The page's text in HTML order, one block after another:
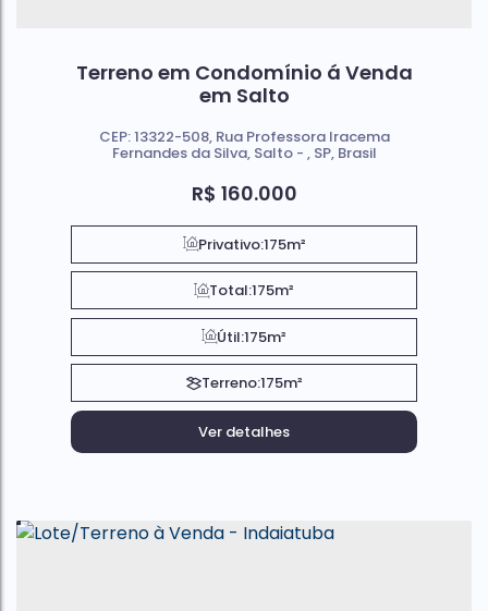
Terreno em Condomínio á Venda
em Salto
R$ 160.000
CEP: 13322-508, Rua Professora Iracema
Fernandes da Silva, Salto , SP, Brasil
Privativo:175m²
Total:175m²
Útil:175m²
Terreno:175m²
Ver detalhes